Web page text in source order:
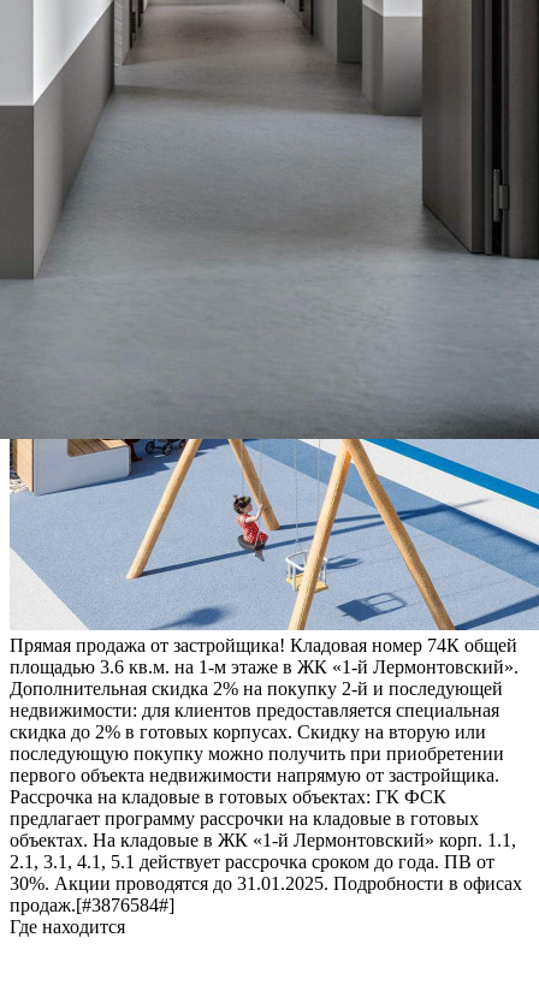
Прямая продажа от застройщика! Кладовая номер 74К общей
площадью 3.6 кв.м. на 1-м этаже в ЖК «1-й Лермонтовский».
Дополнительная скидка 2% на покупку 2-й и последующей
недвижимости: для клиентов предоставляется специальная
скидка до 2% в готовых корпусах. Скидку на вторую или
последующую покупку можно получить при приобретении
первого объекта недвижимости напрямую от застройщика.
Рассрочка на кладовые в готовых объектах: ГК ФСК
предлагает программу рассрочки на кладовые в готовых
объектах. На кладовые в ЖК «1-й Лермонтовский» корп. 1.1,
2.1, 3.1, 4.1, 5.1 действует рассрочка сроком до года. ПВ от
30%. Акции проводятся до 31.01.2025. Подробности в офисах
продаж.[#3876584#]
Где находится